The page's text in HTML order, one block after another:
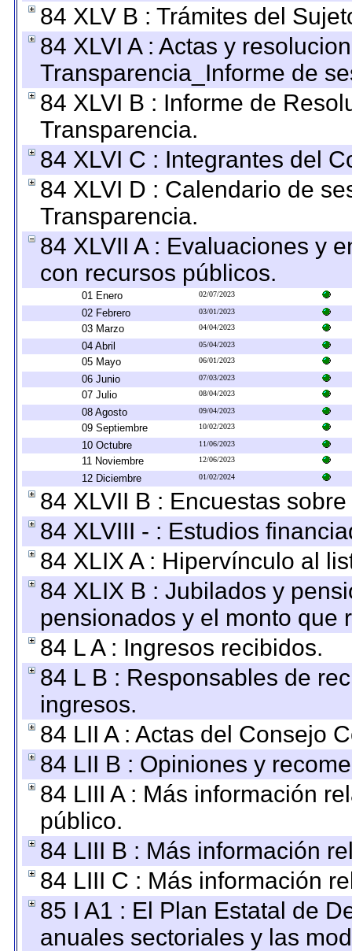
84 XLV B : Trámites del
84 XLVI A : Actas y
Transparencia_Informe de
84 XLVI B : Informe de
Transparencia.
84 XLVI C : Integrantes del
84 XLVI D : Calendario de
Transparencia.
84 XLVII A : Evaluaciones y
con recursos públicos.
01 Enero 02/07/2023
02 Febrero 03/01/2023
03 Marzo 04/04/2023
04 Abril 05/04/2023
05 Mayo 06/01/2023
06 Junio 07/03/2023
07 Julio 08/04/2023
08 Agosto 09/04/2023
09 Septiembre 10/02/2023
10 Octubre 11/06/2023
11 Noviembre 12/06/2023
12 Diciembre 01/02/2024
84 XLVII B : Encuestas
84 XLVIII - : Estudios
84 XLIX A : Hipervínculo al
84 XLIX B : Jubilados y
pensionados y el monto que
84 L A : Ingresos recibidos.
84 L B : Responsables de
ingresos.
84 LII A : Actas del Consejo
84 LII B : Opiniones y
84 LIII A : Más información
público.
84 LIII B : Más información
84 LIII C : Más información
85 I A1 : El Plan Estatal de
anuales sectoriales y las